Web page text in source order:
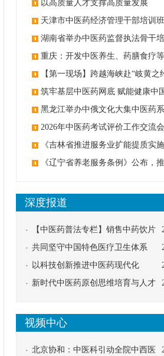
以高质量人才支撑高质量发展
天津市中医药经济管理干部培训
湖南省举办中医药监督执法骨干
重庆：开发中医养生、药膳食疗
【第一现场】跨越海峡赴“岐黄之
筑牢基层中医药网底 赋能健康中
黑龙江举办中俄文化大集中医药
2026年中医药考试评价工作交流
《吉林省推进服务业扩能提质实
发：创建中医类国家医学中心
《辽宁省养老服务条例》公布，
深度报道
【中医药普法专栏】销售中药饮片
应告知煎服方法及注意事项
共同坚守中国特色医疗卫生体系
以科技创新推进中医药现代化
新时代中医药原创思维培育与人才
视频中心
北京协和：中医科引动全院中西医